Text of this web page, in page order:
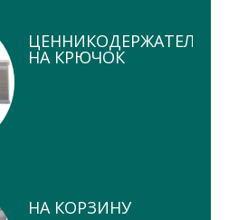
ЦЕННИКОДЕРЖАТЕЛИ
НА КРЮЧОК
НА КОРЗИНУ